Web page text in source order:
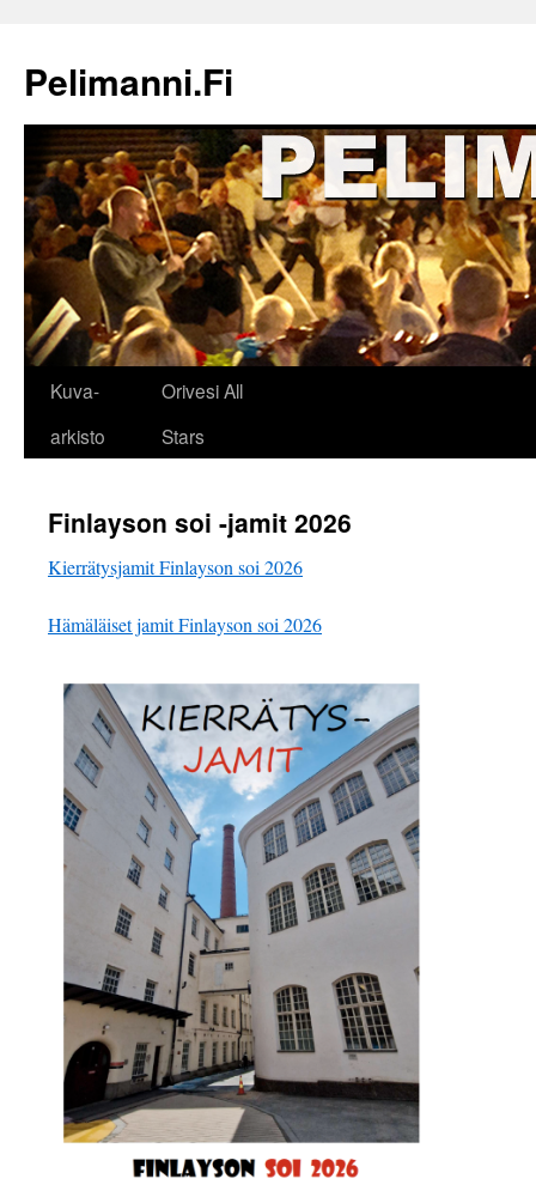
Pelimanni.Fi
Kuva-
arkisto
Orivesi All
Stars
Finlayson soi -jamit 2026
Kierrätysjamit Finlayson soi 2026
Hämäläiset jamit Finlayson soi 2026